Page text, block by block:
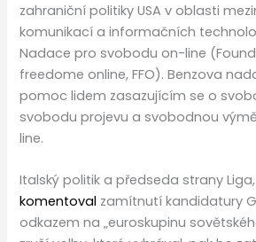
zahraniční politiky USA v oblasti
komunikací a informačních
Nadace pro svobodu on-line
freedome online, FFO). Benzova
pomoc lidem zasazujícím se o
svobodu projevu a svobodnou
line.
Italský politik a předseda strany
komentoval zamítnutí kandidatury
odkazem na „euroskupinu